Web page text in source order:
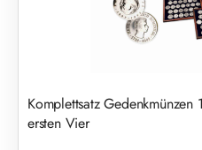
Komplettsatz
ersten Vier